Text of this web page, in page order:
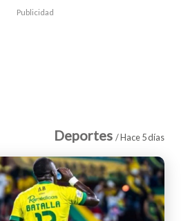
Publicidad
Deportes / Hace 5 días